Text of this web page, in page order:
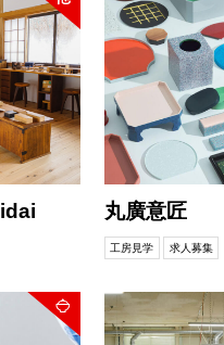
丸廣意匠
工房見学 求人募集